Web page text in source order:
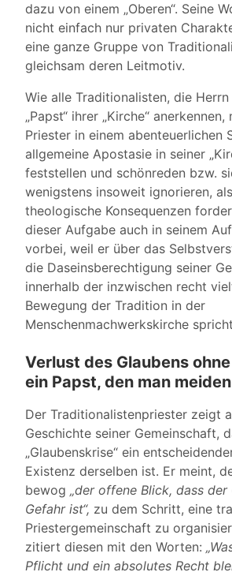
dazu von einem „Oberen“. Seine
nicht einfach nur privaten
eine ganze Gruppe von
gleichsam deren Leitmotiv.
Wie alle Traditionalisten, die
„Papst“ ihrer „Kirche“
Priester in einem abenteuerlichen
allgemeine Apostasie in seiner
feststellen und schönreden bzw.
wenigstens insoweit ignorieren,
theologische Konsequenzen
dieser Aufgabe auch in seinem
vorbei, weil er über das
die Daseinsberechtigung seiner
innerhalb der inzwischen recht
Bewegung der Tradition in der
Menschenmachwerkskirche
Verlust des Glaubens
ein Papst, den man
Der Traditionalistenpriester zeigt
Geschichte seiner Gemeinschaft,
„Glaubenskrise“ ein
Existenz derselben ist. Er meint,
bewog „der offene Blick, dass der
Gefahr ist“, zu dem Schritt, eine
Priestergemeinschaft zu
zitiert diesen mit den Worten:
Pflicht und ein absolutes Recht